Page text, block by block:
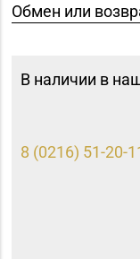
Обмен или
В наличии в
8 (0216) 51-20-